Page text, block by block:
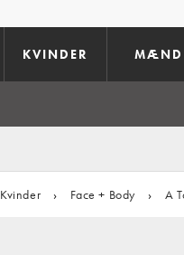
KVINDER MÆND
Kvinder › Face + Body › A